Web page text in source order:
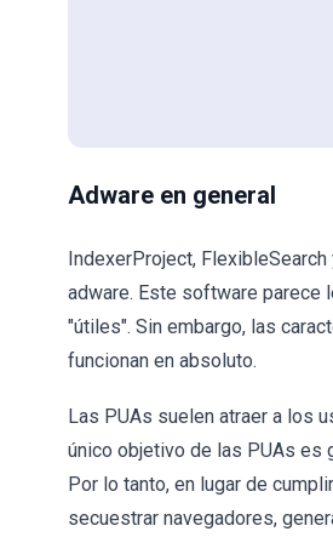
Adware en general
IndexerProject, FlexibleSearch
adware. Este software parece
"útiles". Sin embargo, las
funcionan en absoluto.
Las PUAs suelen atraer a los
único objetivo de las PUAs es
Por lo tanto, en lugar de
secuestrar navegadores,